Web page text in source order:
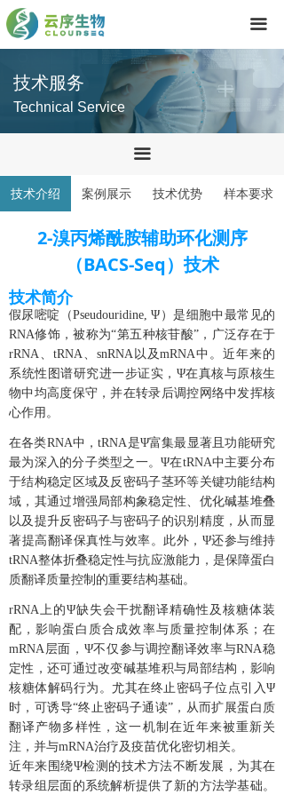
끀
首页
产品中心
关于我们
联系我们
技术介绍 案例展示 技术优势 样本要求
2-溴丙烯酰胺辅助环化测序
（BACS-Seq）技术
技术简介
假尿嘧啶（Pseudouridine, Ψ）是细胞中最常见的
RNA修饰，被称为“第五种核苷酸”，广泛存在于
rRNA、tRNA、snRNA以及mRNA中。近年来的
系统性图谱研究进一步证实，Ψ在真核与原核生
物中均高度保守，并在转录后调控网络中发挥核
心作用。
在各类RNA中，tRNA是Ψ富集最显著且功能研究
最为深入的分子类型之一。Ψ在tRNA中主要分布
于结构稳定区域及反密码子茎环等关键功能结构
域，其通过增强局部构象稳定性、优化碱基堆叠
以及提升反密码子与密码子的识别精度，从而显
著提高翻译保真性与效率。此外，Ψ还参与维持
tRNA整体折叠稳定性与抗应激能力，是保障蛋白
质翻译质量控制的重要结构基础。
rRNA上的Ψ缺失会干扰翻译精确性及核糖体装
配，影响蛋白质合成效率与质量控制体系；在
mRNA层面，Ψ不仅参与调控翻译效率与RNA稳
定性，还可通过改变碱基堆积与局部结构，影响
核糖体解码行为。尤其在终止密码子位点引入Ψ
时，可诱导“终止密码子通读”，从而扩展蛋白质
翻译产物多样性，这一机制在近年来被重新关
注，并与mRNA治疗及疫苗优化密切相关。
近年来围绕Ψ检测的技术方法不断发展，为其在
转录组层面的系统解析提供了新的方法学基础。
技术服务
Technical Service
끀